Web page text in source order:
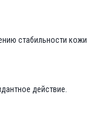
стабильности кожи.
действие.